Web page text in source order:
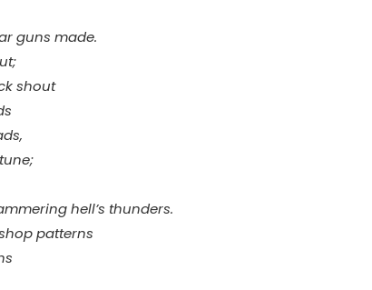
guns made.
shout
hell’s thunders.
patterns